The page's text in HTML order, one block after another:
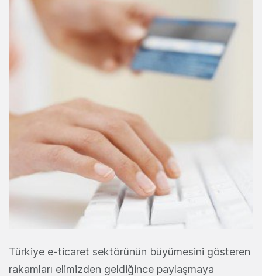
Türkiye e-ticaret sektörünün büyümesini gösteren
rakamları elimizden geldiğince paylaşmaya